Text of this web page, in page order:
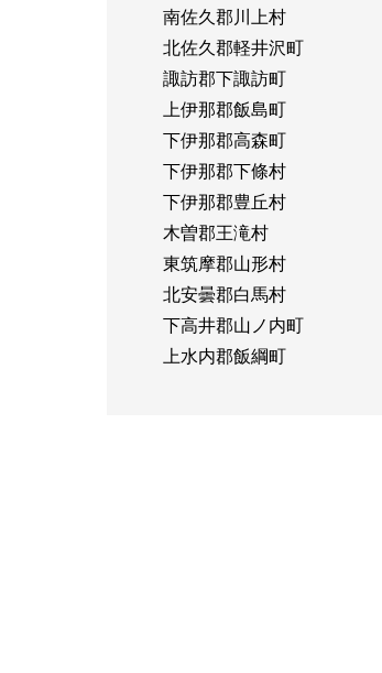
南佐久郡川上村
北佐久郡軽井沢町
諏訪郡下諏訪町
上伊那郡飯島町
下伊那郡高森町
下伊那郡下條村
下伊那郡豊丘村
木曽郡王滝村
東筑摩郡山形村
北安曇郡白馬村
下高井郡山ノ内町
上水内郡飯綱町